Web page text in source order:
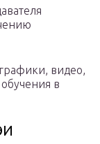
видео,
в